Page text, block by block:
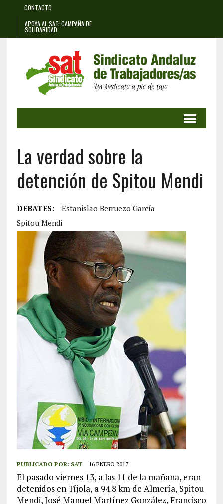
CONTACTO
APOYA AL SAT: CAMPAÑA DE
SOLIDARIDAD
La verdad sobre la
detención de Spitou Mendi
DEBATES:
Estanislao Berruezo García
Spitou Mendi
PUBLICADO POR: SAT 16 ENERO 2017
El pasado viernes 13, a las 11 de la mañana, eran
detenidos en Tíjola, a 94,8 km de Almería, Spitou
Mendi, José Manuel Martínez González, Francisco